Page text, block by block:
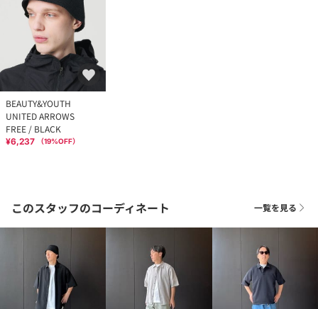
BEAUTY&YOUTH
UNITED ARROWS
FREE / BLACK
¥6,237 （19%OFF）
このスタッフのコーディネート 一覧を見る